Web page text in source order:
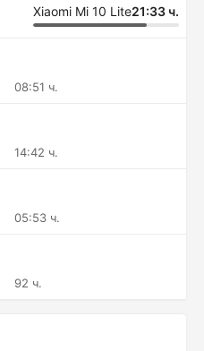
Xiaomi Mi 10 Lite21:33 ч.
08:51 ч.
14:42 ч.
05:53 ч.
92 ч.